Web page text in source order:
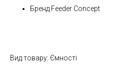
Бренд Feeder Concept
Вид товару: Ємності